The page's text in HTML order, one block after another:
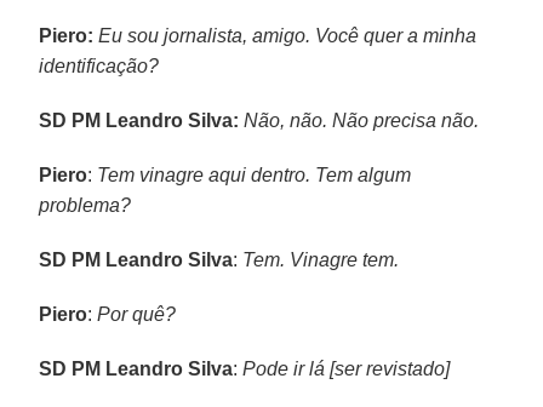
Piero: Eu sou jornalista, amigo. Você quer a minha
identificação?
SD PM Leandro Silva: Não, não. Não precisa não.
Piero: Tem vinagre aqui dentro. Tem algum
problema?
SD PM Leandro Silva: Tem. Vinagre tem.
Piero:Por quê?
SD PM Leandro Silva:Pode ir lá [ser revistado]